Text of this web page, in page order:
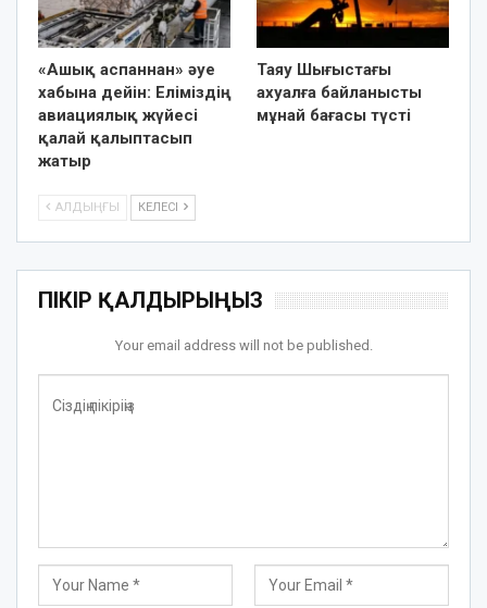
«Ашық аспаннан» әуе
хабына дейін: Еліміздің
авиациялық жүйесі
қалай қалыптасып
жатыр
Таяу Шығыстағы
ахуалға байланысты
мұнай бағасы түсті
АЛДЫҢҒЫ КЕЛЕСІ
ПІКІР ҚАЛДЫРЫҢЫЗ
Your email address will not be published.